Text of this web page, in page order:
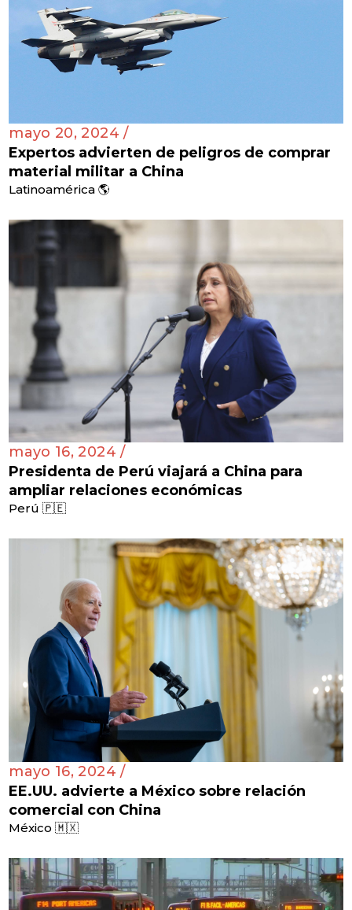
mayo 20, 2024 /
Expertos advierten de peligros de comprar
material militar a China
Latinoamérica 🌎
mayo 16, 2024 /
Presidenta de Perú viajará a China para
ampliar relaciones económicas
Perú 🇵🇪
mayo 16, 2024 /
EE.UU. advierte a México sobre relación
comercial con China
México 🇲🇽